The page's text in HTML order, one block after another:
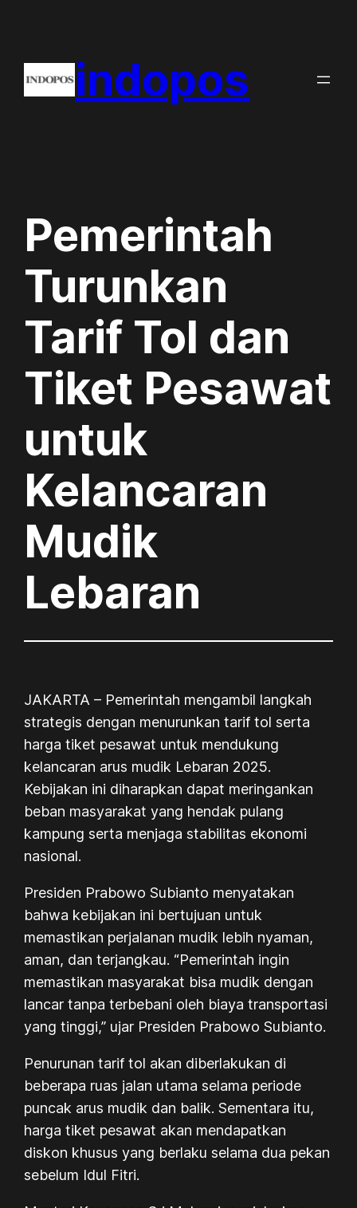
content
indopos
Pemerintah
Turunkan
Tarif Tol dan
Tiket Pesawat
untuk
Kelancaran
Mudik
Lebaran
JAKARTA – Pemerintah mengambil langkah
strategis dengan menurunkan tarif tol serta
harga tiket pesawat untuk mendukung
kelancaran arus mudik Lebaran 2025.
Kebijakan ini diharapkan dapat meringankan
beban masyarakat yang hendak pulang
kampung serta menjaga stabilitas ekonomi
nasional.
Presiden Prabowo Subianto menyatakan
bahwa kebijakan ini bertujuan untuk
memastikan perjalanan mudik lebih nyaman,
aman, dan terjangkau. “Pemerintah ingin
memastikan masyarakat bisa mudik dengan
lancar tanpa terbebani oleh biaya transportasi
yang tinggi,” ujar Presiden Prabowo Subianto.
Penurunan tarif tol akan diberlakukan di
beberapa ruas jalan utama selama periode
puncak arus mudik dan balik. Sementara itu,
harga tiket pesawat akan mendapatkan
diskon khusus yang berlaku selama dua pekan
sebelum Idul Fitri.